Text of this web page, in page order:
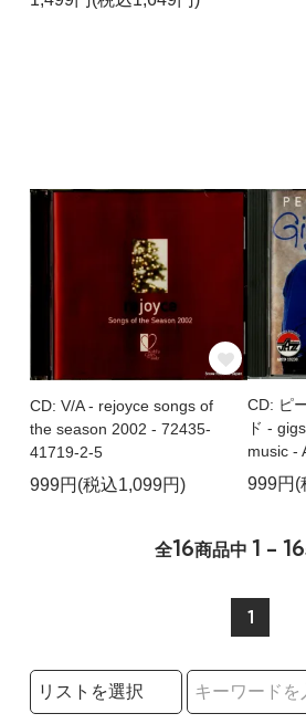
CD: V/A - rejoyce songs of
the season 2002 - 72435-
41719-2-5
999円(税込1,099円)
CD: ピ
ド -
music -
999円(
全16商品中 1 - 16
1
検索リストの選択